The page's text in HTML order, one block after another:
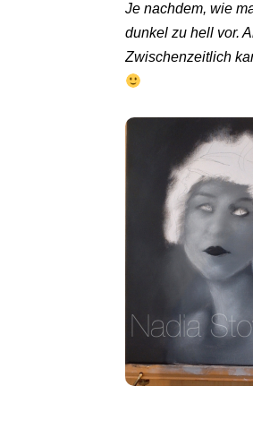
Je nachdem, wie
dunkel zu hell vor.
Zwischenzeitlich